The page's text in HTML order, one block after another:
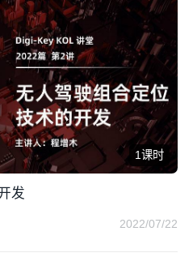
1课时
发
2022/07/22